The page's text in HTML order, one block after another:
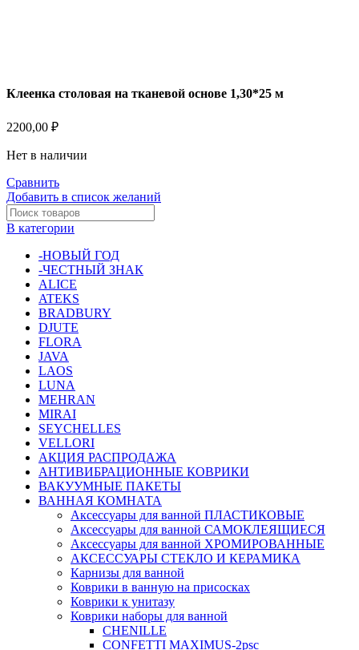
Клеенка столовая на тканевой основе 1,30*25 м
2200,00 ₽
Нет в наличии
Сравнить
Добавить в список желаний
В категории
-НОВЫЙ ГОД
-ЧЕСТНЫЙ ЗНАК
ALICE
ATEKS
BRADBURY
DJUTE
FLORA
JAVA
LAOS
LUNA
MEHRAN
MIRAI
SEYCHELLES
VELLORI
АКЦИЯ РАСПРОДАЖА
АНТИВИБРАЦИОННЫЕ КОВРИКИ
ВАКУУМНЫЕ ПАКЕТЫ
ВАННАЯ КОМНАТА
Аксессуары для ванной ПЛАСТИКОВЫЕ
Аксессуары для ванной САМОКЛЕЯЩИЕСЯ
Аксессуары для ванной ХРОМИРОВАННЫЕ
АКСЕССУАРЫ СТЕКЛО И КЕРАМИКА
Карнизы для ванной
Коврики в ванную на присосках
Коврики к унитазу
Коврики наборы для ванной
CHENILLE
CONFETTI MAXIMUS-2psc